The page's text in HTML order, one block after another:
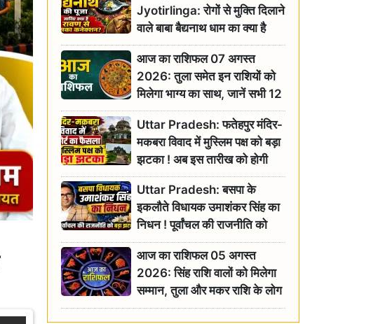
Jyotirlinga: रोगों से मुक्ति दिलाने
वाले बाबा बैद्यनाथ धाम का क्या है
रावण से संबंध? जानिए ज्योतिर्लिंग की
महिमा
आज का राशिफल 07 अगस्त
2026: तुला समेत इन राशियों को
मिलेगा भाग्य का साथ, जानें सभी 12
राशियों का दैनिक भाग्यफल
Uttar Pradesh: फतेहपुर मंदिर-
मकबरा विवाद में मुस्लिम पक्ष को बड़ा
झटका ! अब इस तारीख को होगी
सुनवाई
Uttar Pradesh: बसपा के
इकलौते विधायक उमाशंकर सिंह का
निधन ! पूर्वांचल की राजनीति को
बड़ा झटका, योगी ने जताया दुःख
आज का राशिफल 05 अगस्त
2026: सिंह राशि वालों को मिलेगा
सम्मान, तुला और मकर राशि के लोग
रहें सतर्क